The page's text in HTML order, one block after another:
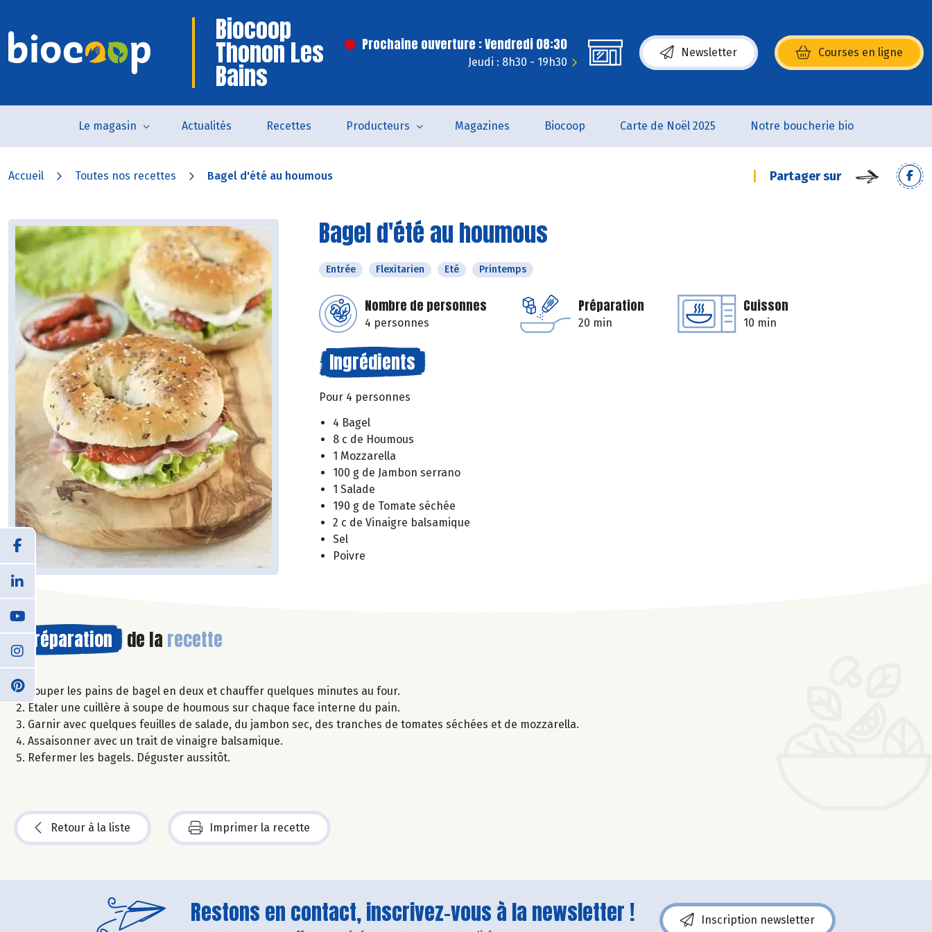
Biocoop
Thonon Les
Bains
Prochaine ouverture : Vendredi 08:30
Jeudi : 8h30 - 19h30
Newsletter Courses en ligne
(s’ouvre dans une nouvelle fenêtre)
Le magasin Actualités Recettes Producteurs Magazines Biocoop Carte de Noël 2025 Notre boucherie bio
Accueil Toutes nos recettes Bagel d'été au houmous Partager sur
Bagel d'été au houmous
Entrée Flexitarien Eté Printemps
Nombre de personnes
4 personnes
Préparation
20 min
Cuisson
10 min
Ingrédients
Pour 4 personnes
4 Bagel
8 c de Houmous
1 Mozzarella
100 g de Jambon serrano
1 Salade
190 g de Tomate séchée
2 c de Vinaigre balsamique
Sel
Poivre
Préparation de la recette
Couper les pains de bagel en deux et chauffer quelques minutes au four.
Etaler une cuillère à soupe de houmous sur chaque face interne du pain.
Garnir avec quelques feuilles de salade, du jambon sec, des tranches de tomates séchées et de mozzarella.
Assaisonner avec un trait de vinaigre balsamique.
Refermer les bagels. Déguster aussitôt.
Retour à la liste Imprimer la recette
Restons en contact, inscrivez-vous à la newsletter ! Inscription newsletter